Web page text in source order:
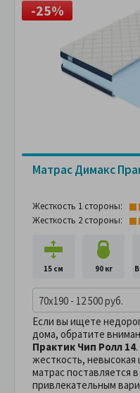
-25%
Матрас Димакс
Жесткость 1 стороны:
Жесткость 2 стороны:
15 см 90 кг
70x190 - 12 500 руб.
Если вы ищете
дома, обратите
Практик Чип Ролл 14
жесткость, невысокая
матрас поставляется
привлекательным